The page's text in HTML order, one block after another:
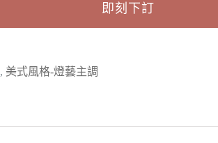
即刻下訂
, 美式風格-燈藝主調